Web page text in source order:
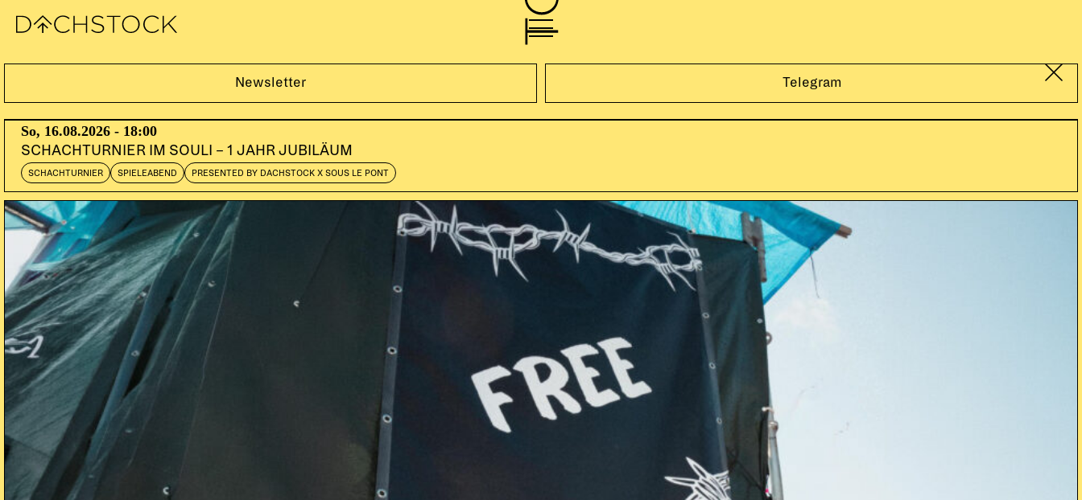
Newsletter Telegram
So, 16.08.2026 - 18:00
SCHACHTURNIER IM SOULI – 1 JAHR JUBILÄUM
SCHACHTURNIER SPIELEABEND PRESENTED BY DACHSTOCK X SOUS LE PONT